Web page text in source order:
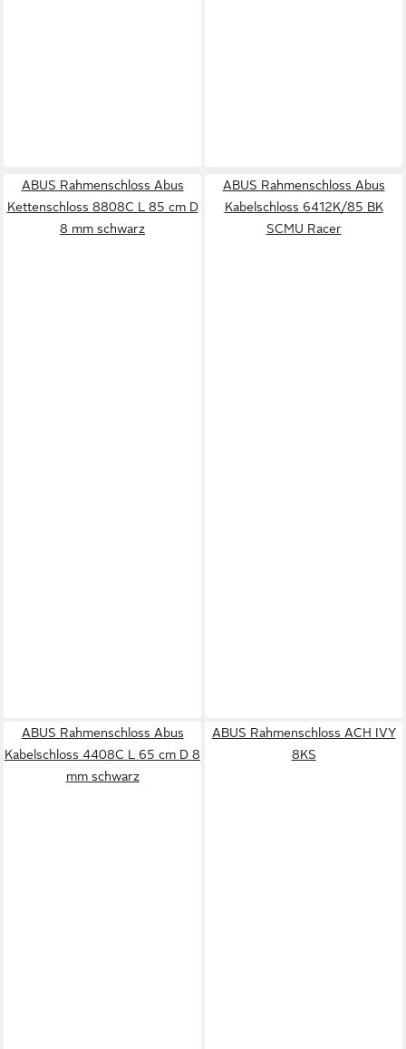
ABUS Rahmenschloss Abus
Kettenschloss 8808C L 85 cm D
8 mm schwarz
ABUS Rahmenschloss Abus
Kabelschloss 6412K/85 BK
SCMU Racer
ABUS Rahmenschloss Abus
Kabelschloss 4408C L 65 cm D 8
mm schwarz
ABUS Rahmenschloss ACH IVY
8KS